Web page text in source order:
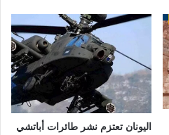
اليونان تعتزم نشر طائرات أباتشي